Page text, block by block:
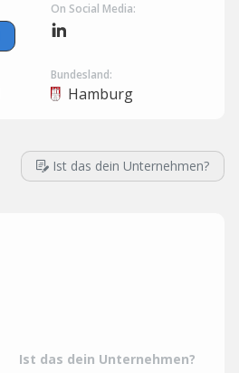
On Social Media:
Bundesland:
Hamburg
Ist das dein Unternehmen?
Ist das dein Unternehmen?